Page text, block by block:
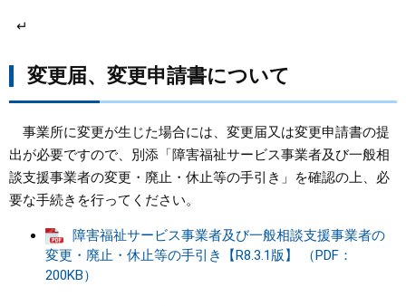
しごと・産業・観光
まちづくり
県政情報
↵
変更届、変更申請書について
事業所に変更が生じた場合には、変更届又は変更申請書の提
出が必要ですので、別添「障害福祉サービス事業者及び一般相
談支援事業者の変更・廃止・休止等の手引き」を確認の上、必
要な手続きを行ってください。
障害福祉サービス事業者及び一般相談支援事業者の
変更・廃止・休止等の手引き【R8.3.1版】 （PDF：
200KB）